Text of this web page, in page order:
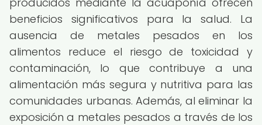
beneficios significativos para la salud. La
ausencia de metales pesados en los
alimentos reduce el riesgo de toxicidad y
contaminación, lo que contribuye a una
alimentación más segura y nutritiva para las
comunidades urbanas. Además, al eliminar la
exposición a metales pesados a través de los